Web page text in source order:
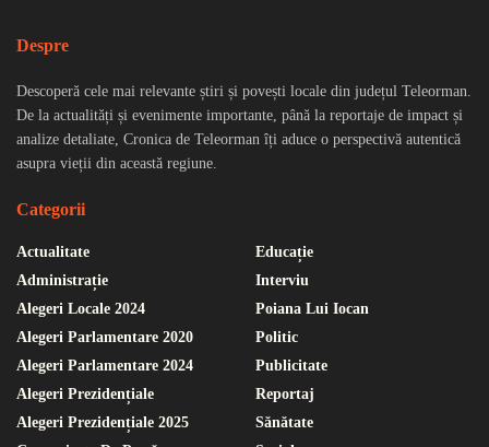
Despre
Descoperă cele mai relevante știri și povești locale din județul Teleorman.
De la actualități și evenimente importante, până la reportaje de impact și
analize detaliate, Cronica de Teleorman îți aduce o perspectivă autentică
asupra vieții din această regiune.
Categorii
Actualitate
Administrație
Alegeri Locale 2024
Alegeri Parlamentare 2020
Alegeri Parlamentare 2024
Alegeri Prezidențiale
Alegeri Prezidențiale 2025
Educație
Interviu
Poiana Lui Iocan
Politic
Publicitate
Reportaj
Sănătate